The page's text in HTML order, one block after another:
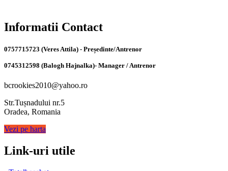
Informatii Contact
0757715723 (Veres Attila) - Președinte/Antrenor
0745312598 (Balogh Hajnalka)- Manager / Antrenor
bcrookies2010@yahoo.ro
Str.Tușnadului nr.5
Oradea, Romania
Vezi pe harta
Link-uri utile